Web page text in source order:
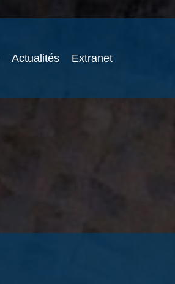
Actualités Extranet